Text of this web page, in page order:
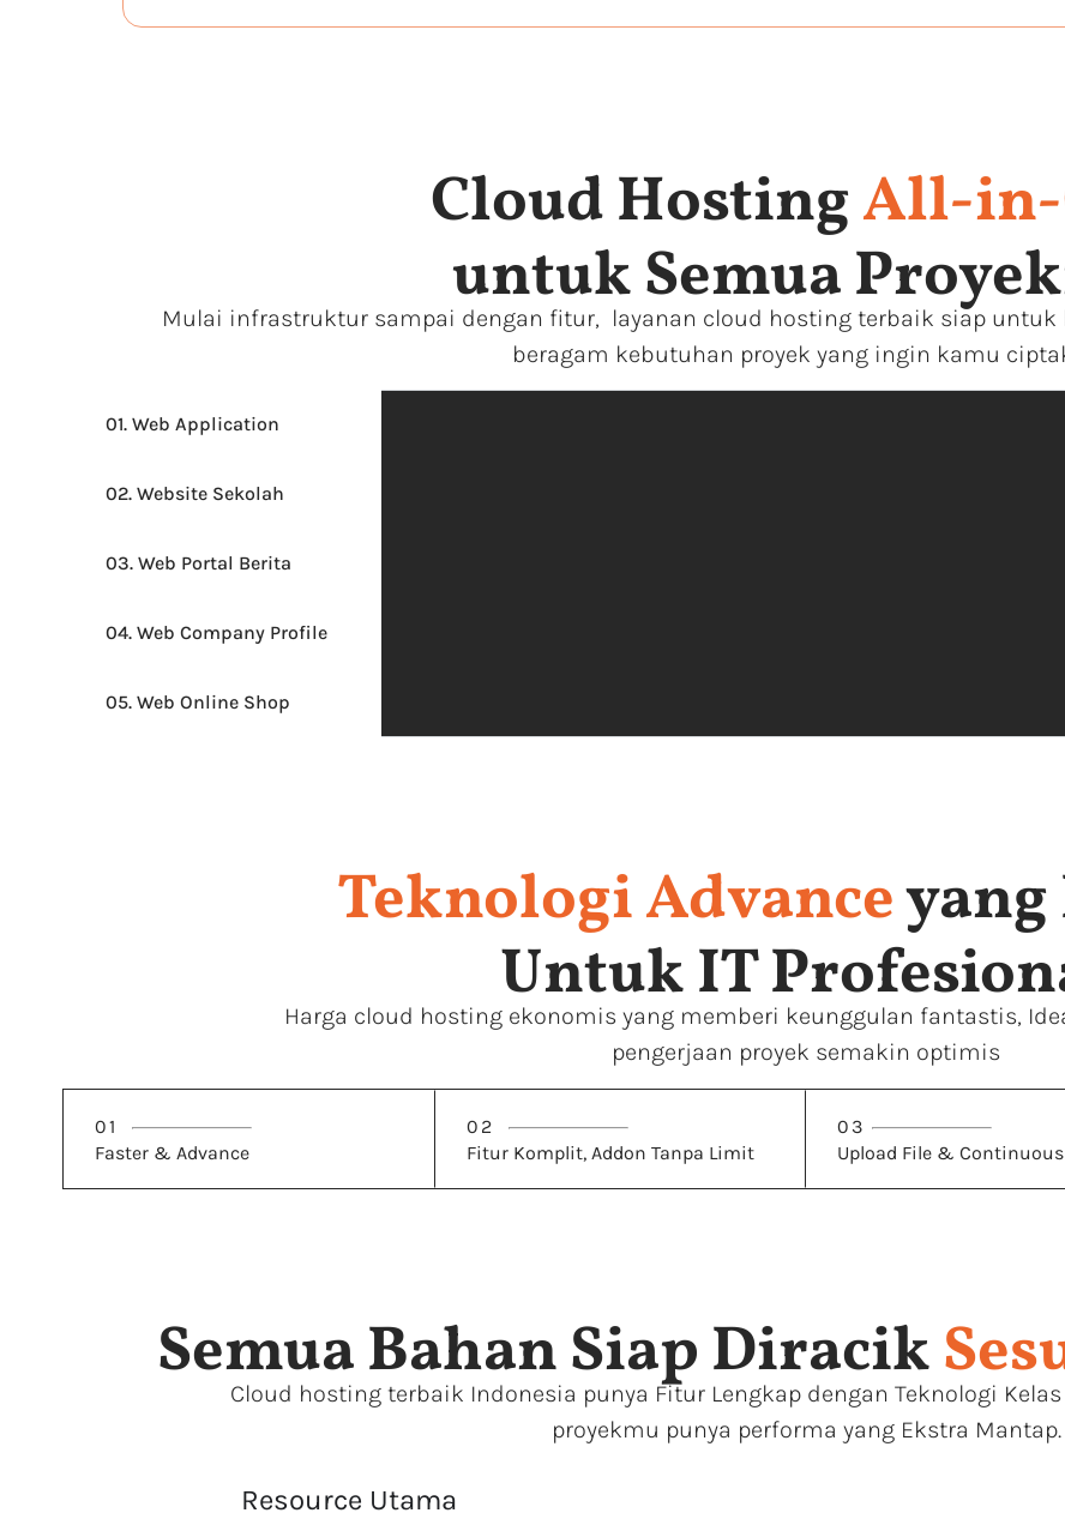
Cloud HostingAll-in-
untuk Semua
Mulai infrastruktur sampai dengan fitur, layanan cloud hosting terbaik siap
beragam kebutuhan proyek yang ingin kamu
01. Web Application
02. Website Sekolah
03. Web Portal Berita
04. Web Company Profile
05. Web Online Shop
Teknologi Advance
Untuk IT
Harga cloud hosting ekonomis yang memberi keunggulan fantastis,
pengerjaan proyek semakin optimis
01
Faster & Advance
02
Fitur Komplit, Addon Tanpa Limit
03
Upload File &
Semua Bahan Siap Diracik
Cloud hosting terbaik Indonesia punya Fitur Lengkap dengan Teknologi
proyekmu punya performa yang Ekstra Mantap.
Resource Utama